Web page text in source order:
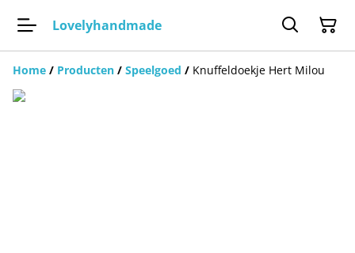
Lovelyhandmade
Home / Producten / Speelgoed / Knuffeldoekje Hert Milou